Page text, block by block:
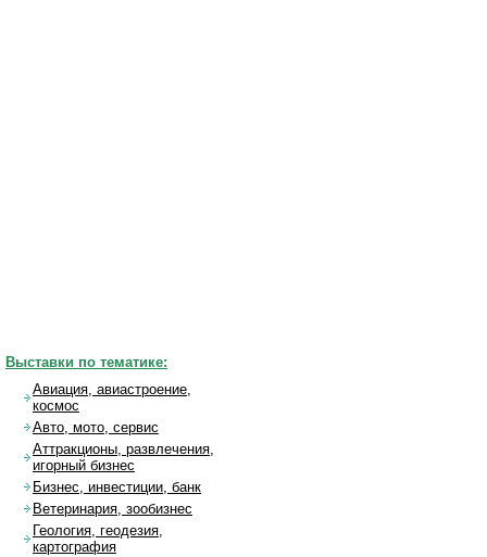
Выставки по тематике:
Авиация, авиастроение,
космос
Авто, мото, сервис
Аттракционы, развлечения,
игорный бизнес
Бизнес, инвестиции, банк
Ветеринария, зообизнес
Геология, геодезия,
картография